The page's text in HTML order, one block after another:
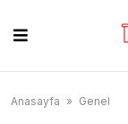
content
Anasayfa » Genel